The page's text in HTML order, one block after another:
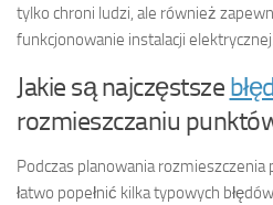
tylko chroni ludzi, ale również
funkcjonowanie instalacji elektrycznej.
Jakie są najczęstsze
rozmieszczaniu
Podczas planowania
łatwo popełnić kilka typowych